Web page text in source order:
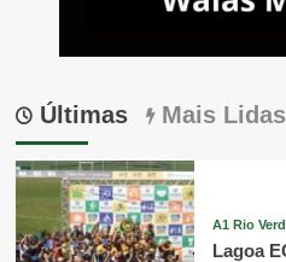
Últimas Mais Lidas
A1 Rio
Lagoa